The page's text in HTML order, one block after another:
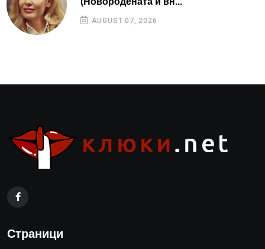
AUGUST 07, 2026
Страници